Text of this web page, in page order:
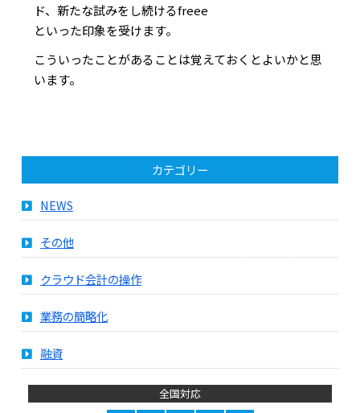
ド、新たな試みをし続けるfreee
といった印象を受けます。
こういったことがあることは覚えておくとよいかと思
います。
カテゴリー
NEWS
その他
クラウド会計の操作
業務の簡略化
融資
全国対応